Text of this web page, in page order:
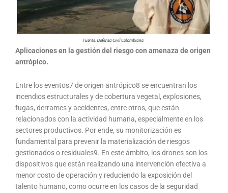
Aplicaciones en la gestión del riesgo con amenaza de origen
antrópico.
Entre los eventos7 de origen antrópico8 se encuentran los
incendios estructurales y de cobertura vegetal, explosiones,
fugas, derrames y accidentes, entre otros, que están
relacionados con la actividad humana, especialmente en los
sectores productivos. Por ende, su monitorización es
fundamental para prevenir la materialización de riesgos
gestionados o residuales9. En este ámbito, los drones son los
dispositivos que están realizando una intervención efectiva a
menor costo de operación y reduciendo la exposición del
talento humano, como ocurre en los casos de la seguridad